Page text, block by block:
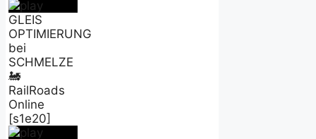
GLEIS
OPTIMIERUNG
bei
SCHMELZE
🚂
RailRoads
Online
[s1e20]